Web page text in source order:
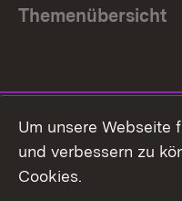
Themenübersicht
Facebook
Um unsere Webseite
und verbessern zu
Cookies.